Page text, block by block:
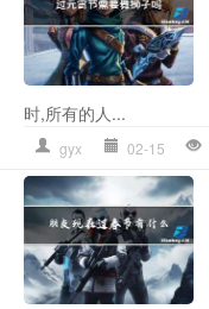
时,所有的人...
gyx 02-15